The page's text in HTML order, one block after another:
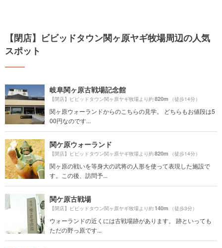
【閉店】ビビッドタウン関ヶ原ヤギ牧場周辺の人気
スポット
岐阜関ヶ原古戦場記念館
【閉店】ビビッドタウン関ヶ原ヤギ牧場より約820m （徒歩14分）
関ヶ原ウォーランドからのこちらの見学。 どちらもお値段は5
00円なのです...
関ケ原ウォーランド
【閉店】ビビッドタウン関ヶ原ヤギ牧場より約820m （徒歩14分）
関ヶ原の戦いを等身大の武将の人形を使って表現した施設で
す。この後、訪問予...
関ケ原古戦場
【閉店】ビビッドタウン関ヶ原ヤギ牧場より約140m （徒歩3分）
ウォーランドの近くには古戦場跡があります。 跡といっても
ただの野っ原です...